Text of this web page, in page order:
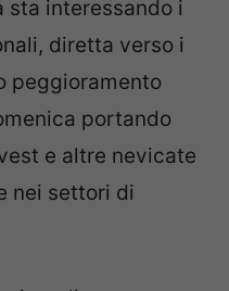
interessando i
diretta verso i
peggioramento
portando
e altre nevicate
nei settori di